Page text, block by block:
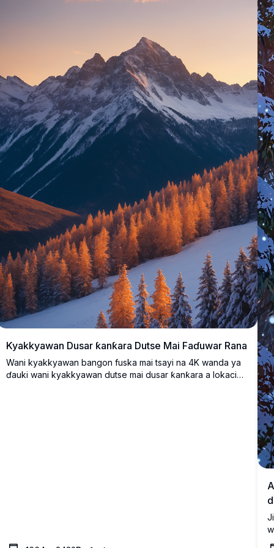
Kyakkyawan Dusar ƙanƙara Dutse Mai Faɗuwar Rana
Wani kyakkyawan bangon fuska mai tsayi na 4K wanda ya
ɗauki wani kyakkyawan dutse mai dusar ƙanƙara a lokacin